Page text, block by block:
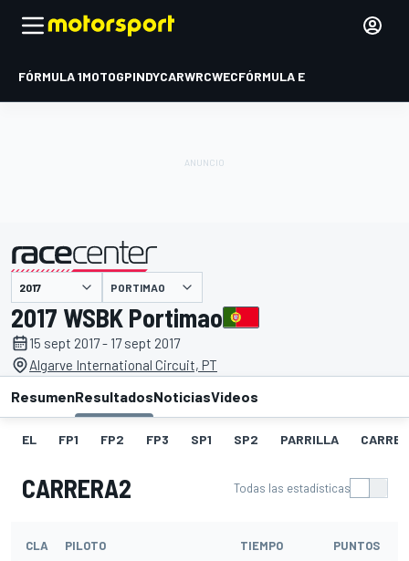
FÓRMULA 1MOTOGPINDYCARWRCWECFÓRMULA E
presentado por PORTIMAO
2017 WSBK Portimao
15 sept 2017 - 17 sept 2017
Algarve International Circuit, PT
ResumenResultadosNoticiasVideos
EL FP1 FP2 FP3 SP1 SP2 PARRILLA
CARRERA2 Todas las estadísticas
CLA PILOTO TIEMPO PUNTOS